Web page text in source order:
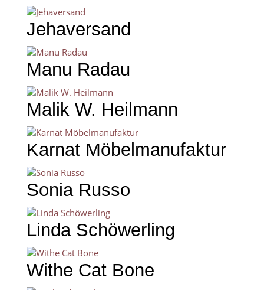
Jehaversand
Manu Radau
Malik W. Heilmann
Karnat Möbelmanufaktur
Sonia Russo
Linda Schöwerling
Withe Cat Bone